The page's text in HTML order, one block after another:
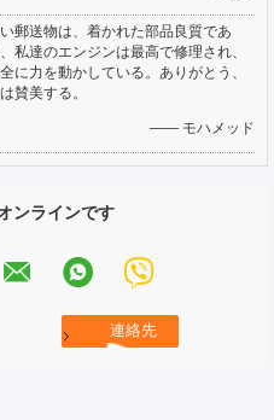
郵送物は、着かれた部品良質であ
私達のエンジンは最高で修理され、
に力を動かしている。ありがとう、
賛美する。
—— モハメッド
ンラインです